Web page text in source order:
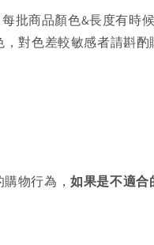
批商品顏色&長度有時
對色差較敏感者請斟酌
購物行為，如果是不適合